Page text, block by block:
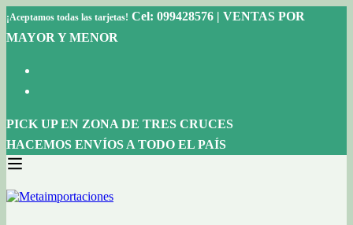
¡Aceptamos todas las tarjetas! Cel: 099428576 | VENTAS POR
MAYOR Y MENOR
PICK UP EN ZONA DE TRES CRUCES
HACEMOS ENVÍOS A TODO EL PAÍS